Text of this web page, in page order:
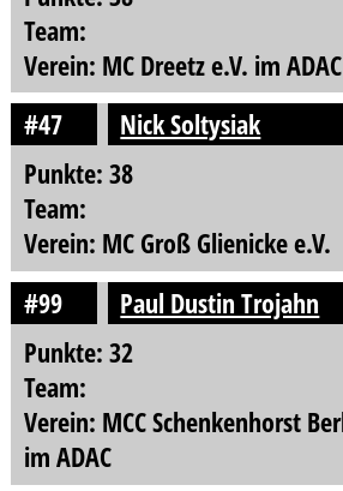
Team:
Verein: MC Dreetz e.V. im ADAC
#47
Nick Soltysiak
Punkte: 38
Team:
Verein: MC Groß Glienicke e.V.
#99
Paul Dustin Trojahn
Punkte: 32
Team:
Verein: MCC Schenkenhorst
im ADAC